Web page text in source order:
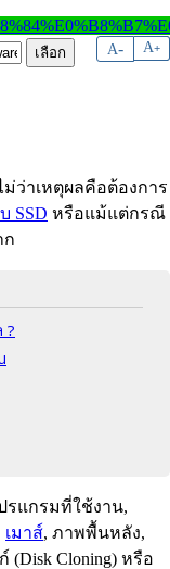
A- A+
ว่าเหตุผลคือต้องการ
SSD หรือแม้แต่กรณี
ก
?
รแกรมที่ใช้งาน,
เมาส์, ภาพพื้นหลัง,
Cloning) หรือ